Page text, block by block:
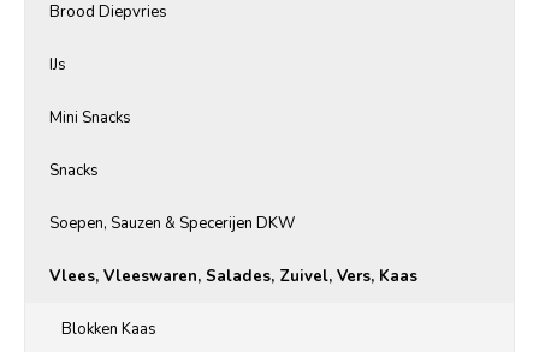
Brood Diepvries
IJs
Mini Snacks
Snacks
Soepen, Sauzen & Specerijen DKW
Vlees, Vleeswaren, Salades, Zuivel, Vers, Kaas
Blokken Kaas